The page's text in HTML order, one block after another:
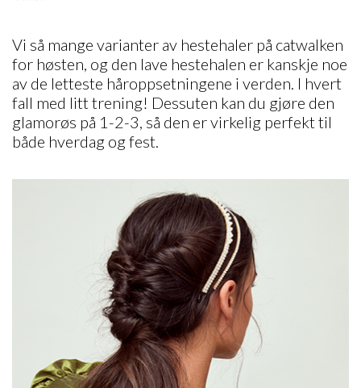
Vi så mange varianter av hestehaler på catwalken
for høsten, og den lave hestehalen er kanskje noe
av de letteste håroppsetningene i verden. I hvert
fall med litt trening! Dessuten kan du gjøre den
glamorøs på 1-2-3, så den er virkelig perfekt til
både hverdag og fest.